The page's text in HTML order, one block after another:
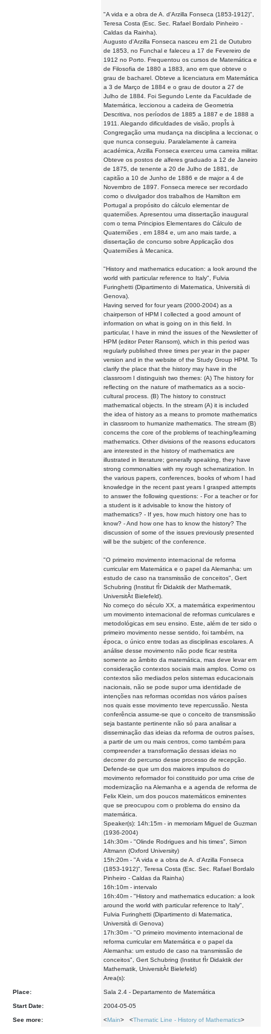
"A vida e a obra de A. d'Arzilla Fonseca (1853-1912)",
Teresa Costa (Esc. Sec. Rafael Bordalo Pinheiro -
Caldas da Rainha).
Augusto d'Arzilla Fonseca nasceu em 21 de Outubro
de 1853, no Funchal e faleceu a 17 de Fevereiro de
1912 no Porto. Frequentou os cursos de Matemática e
de Filosofia de 1880 a 1883, ano em que obteve o
grau de bacharel. Obteve a licenciatura em Matemática
a 3 de Março de 1884 e o grau de doutor a 27 de
Julho de 1884. Foi Segundo Lente da Faculdade de
Matemática, leccionou a cadeira de Geometria
Descritiva, nos períodos de 1885 a 1887 e de 1888 a
1911. Alegando dificuldades de visão, propÎs à
Congregação uma mudança na disciplina a leccionar, o
que nunca conseguiu. Paralelamente à carreira
académica, Arzilla Fonseca exerceu uma carreira militar.
Obteve os postos de alferes graduado a 12 de Janeiro
de 1875, de tenente a 20 de Julho de 1881, de
capitão a 10 de Junho de 1886 e de major a 4 de
Novembro de 1897. Fonseca merece ser recordado
como o divulgador dos trabalhos de Hamilton em
Portugal a propósito do cálculo elementar de
quaterniões. Apresentou uma dissertação inaugural
com o tema Principios Elementares do Cálculo de
Quaterniões , em 1884 e, um ano mais tarde, a
dissertação de concurso sobre Applicação dos
Quaterniões à Mecanica.
"History and mathematics education: a look around the
world with particular reference to Italy", Fulvia
Furinghetti (Dipartimento di Matematica, Università di
Genova).
Having served for four years (2000-2004) as a
chairperson of HPM I collected a good amount of
information on what is going on in this field. In
particular, I have in mind the issues of the Newsletter of
HPM (editor Peter Ransom), which in this period was
regularly published three times per year in the paper
version and in the website of the Study Group HPM. To
clarify the place that the history may have in the
classroom I distinguish two themes: (A) The history for
reflecting on the nature of mathematics as a socio-
cultural process. (B) The history to construct
mathematical objects. In the stream (A) it is included
the idea of history as a means to promote mathematics
in classroom to humanize mathematics. The stream (B)
concerns the core of the problems of teaching/learning
mathematics. Other divisions of the reasons educators
are interested in the history of mathematics are
illustrated in literature; generally speaking, they have
strong commonalties with my rough schematization. In
the various papers, conferences, books of whom I had
knowledge in the recent past years I grasped attempts
to answer the following questions: - For a teacher or for
a student is it advisable to know the history of
mathematics? - If yes, how much history one has to
know? - And how one has to know the history? The
discussion of some of the issues previously presented
will be the subjetc of the conference.
"O primeiro movimento internacional de reforma
curricular em Matemática e o papel da Alemanha: um
estudo de caso na transmissão de conceitos", Gert
Schubring (Institut fÌr Didaktik der Mathematik,
UniversitÀt Bielefeld).
No começo do século XX, a matemática experimentou
um movimento internacional de reformas curriculares e
metodológicas em seu ensino. Este, além de ter sido o
primeiro movimento nesse sentido, foi também, na
época, o único entre todas as disciplinas escolares. A
análise desse movimento não pode ficar restrita
somente ao âmbito da matemática, mas deve levar em
consideração contextos sociais mais amplos. Como os
contextos são mediados pelos sistemas educacionais
nacionais, não se pode supor uma identidade de
intenções nas reformas ocorridas nos vários países
nos quais esse movimento teve repercussão. Nesta
conferência assume-se que o conceito de transmissão
seja bastante pertinente não só para analisar a
disseminação das ideias da reforma de outros países,
a partir de um ou mais centros, como também para
compreender a transformação dessas ideias no
decorrer do percurso desse processo de recepção.
Defende-se que um dos maiores impulsos do
movimento reformador foi constituido por uma crise de
modernização na Alemanha e a agenda de reforma de
Felix Klein, um dos poucos matemáticos eminentes
que se preocupou com o problema do ensino da
matemática.
Speaker(s): 14h:15m - in memoriam Miguel de Guzman
(1936-2004)
14h:30m - "Olinde Rodrigues and his times", Simon
Altmann (Oxford University)
15h:20m - "A vida e a obra de A. d'Arzilla Fonseca
(1853-1912)", Teresa Costa (Esc. Sec. Rafael Bordalo
Pinheiro - Caldas da Rainha)
16h:10m - intervalo
16h:40m - "History and mathematics education: a look
around the world with particular reference to Italy",
Fulvia Furinghetti (Dipartimento di Matematica,
Università di Genova)
17h:30m - "O primeiro movimento internacional de
reforma curricular em Matemática e o papel da
Alemanha: um estudo de caso na transmissão de
conceitos", Gert Schubring (Institut fÌr Didaktik der
Mathematik, UniversitÀt Bielefeld)
Area(s):
Place: Sala 2.4 - Departamento de Matemática
Start Date: 2004-05-05
See more: <Main> <Thematic Line - History of Mathematics>